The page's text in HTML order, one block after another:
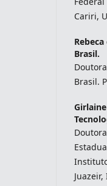
Cariri,
Brasil.
Brasil.
Juazeir,